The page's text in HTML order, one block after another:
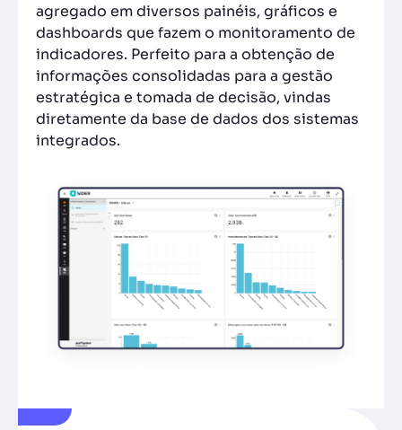
agregado em diversos painéis, gráficos e
dashboards que fazem o monitoramento de
indicadores. Perfeito para a obtenção de
informações consolidadas para a gestão
estratégica e tomada de decisão, vindas
diretamente da base de dados dos sistemas
integrados.